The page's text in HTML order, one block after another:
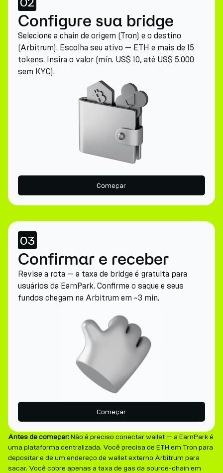
Configure sua bridge
Selecione a chain de origem (Tron) e o destino
(Arbitrum). Escolha seu ativo — ETH e mais de 15
tokens. Insira o valor (mín. US$ 10, até US$ 5.000
sem KYC).
Começar
03
Confirmar e receber
Revise a rota — a taxa de bridge é gratuita para
usuários da EarnPark. Confirme o saque e seus
fundos chegam na Arbitrum em ~3 min.
Começar
Antes de começar:Não é preciso conectar wallet — a EarnPark é
uma plataforma centralizada. Você precisa de ETH em Tron para
depositar e de um endereço de wallet externo Arbitrum para
sacar. Você cobre apenas a taxa de gas da source-chain em